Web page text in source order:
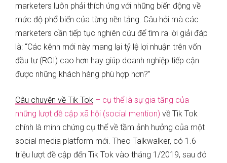
marketers luôn phải thích ứng với những biến động về
mức độ phổ biến của từng nền tảng. Câu hỏi mà các
marketers cần tiếp tục nghiên cứu để tìm ra lời giải đáp
là: “Các kênh mới này mang lại tỷ lệ lợi nhuận trên vốn
đầu tư (ROI) cao hơn hay giúp doanh nghiệp tiếp cận
được những khách hàng phù hợp hơn?”
Câu chuyện về Tik Tok – cụ thể là sự gia tăng của
những lượt đề cập xã hội (social mention) về Tik Tok
chính là minh chứng cụ thể về tầm ảnh hưởng của một
social media platform mới. Theo Talkwalker, có 1.6
triệu lượt đề cập đến Tik Tok vào tháng 1/2019, sau đó